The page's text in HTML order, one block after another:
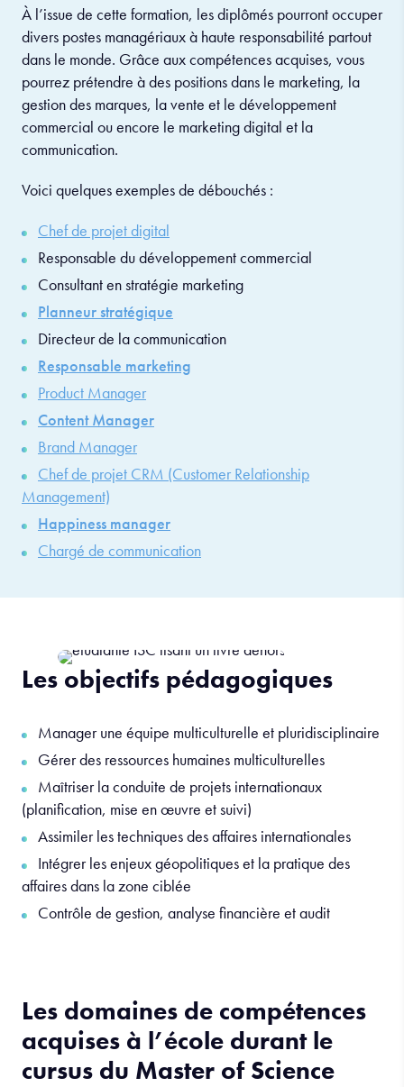
À l’issue de cette formation, les diplômés pourront occuper
divers postes managériaux à haute responsabilité partout
dans le monde. Grâce aux compétences acquises, vous
pourrez prétendre à des positions dans le marketing, la
gestion des marques, la vente et le développement
commercial ou encore le marketing digital et la
communication.
Voici quelques exemples de débouchés :
Chef de projet digital
Responsable du développement commercial
Consultant en stratégie marketing
Planneur stratégique
Directeur de la communication
Responsable marketing
Product Manager
Content Manager
Brand Manager
Chef de projet CRM (Customer Relationship
Management)
Happiness manager
Chargé de communication
Les objectifs pédagogiques
Manager une équipe multiculturelle et pluridisciplinaire
Gérer des ressources humaines multiculturelles
Maîtriser la conduite de projets internationaux
(planification, mise en œuvre et suivi)
Assimiler les techniques des affaires internationales
Intégrer les enjeux géopolitiques et la pratique des
affaires dans la zone ciblée
Contrôle de gestion, analyse financière et audit
Les domaines de compétences
acquises à l’école durant le
cursus du Master of Science